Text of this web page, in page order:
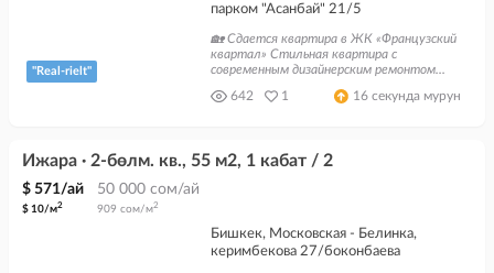
"Real-rielt"
парком "Асанбай" 21/5
🏡 Сдается квартира в ЖК «Французский
квартал» Стильная квартира с
современным дизайнерским ремонтом...
642
1 16 секунда мурун
Ижара · 2-бөлм. кв., 55 м2, 1 кабат / 2
$ 571/ай 50 000 сом/ай
$ 10/м2 909 сом/м2
Бишкек, Московская - Белинка,
керимбекова 27/боконбаева